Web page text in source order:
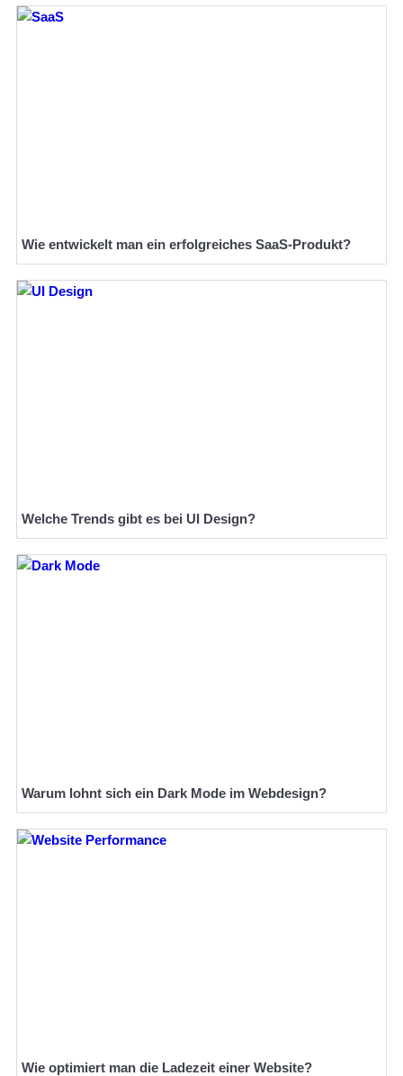
Wie entwickelt man ein erfolgreiches SaaS-Produkt?
Welche Trends gibt es bei UI Design?
Warum lohnt sich ein Dark Mode im Webdesign?
Wie optimiert man die Ladezeit einer Website?